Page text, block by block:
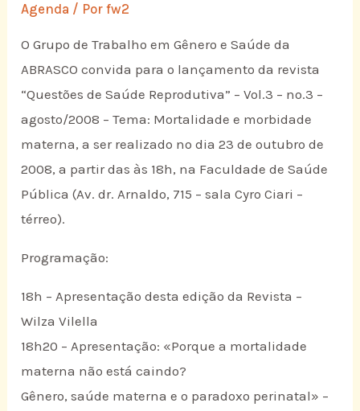
Agenda / Porfw2
O Grupo de Trabalho em Gênero e Saúde da
ABRASCO convida para o lançamento da revista
“Questões de Saúde Reprodutiva” – Vol.3 – no.3 –
agosto/2008 – Tema: Mortalidade e morbidade
materna, a ser realizado no dia 23 de outubro de
2008, a partir das às 18h, na Faculdade de Saúde
Pública (Av. dr. Arnaldo, 715 – sala Cyro Ciari –
térreo).
Programação:
18h – Apresentação desta edição da Revista –
Wilza Vilella
18h20 – Apresentação: «Porque a mortalidade
materna não está caindo?
Gênero, saúde materna e o paradoxo perinatal» –